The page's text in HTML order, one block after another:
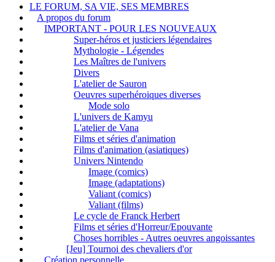
LE FORUM, SA VIE, SES MEMBRES
A propos du forum
IMPORTANT - POUR LES NOUVEAUX
Super-héros et justiciers légendaires
Mythologie - Légendes
Les Maîtres de l'univers
Divers
L'atelier de Sauron
Oeuvres superhéroiques diverses
Mode solo
L'univers de Kamyu
L'atelier de Vana
Films et séries d'animation
Films d'animation (asiatiques)
Univers Nintendo
Image (comics)
Image (adaptations)
Valiant (comics)
Valiant (films)
Le cycle de Franck Herbert
Films et séries d'Horreur/Epouvante
Choses horribles - Autres oeuvres angoissantes
[Jeu] Tournoi des chevaliers d'or
Création personnelle